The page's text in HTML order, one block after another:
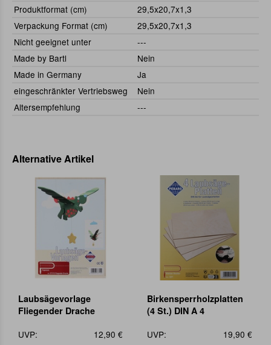
Produktformat (cm)
29,5x20,7x1,3
Verpackung Format (cm)
29,5x20,7x1,3
Nicht geeignet unter
---
Made by Bartl
Nein
Made in Germany
Ja
eingeschränkter Vertriebsweg
Nein
Altersempfehlung
---
Alternative Artikel
Laubsägevorlage
Fliegender Drache
UVP:
12,90 €
Birkensperrholzplatten
(4 St.) DIN A 4
UVP:
19,90 €